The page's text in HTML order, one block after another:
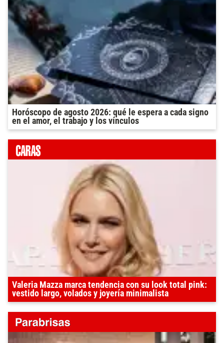
Horóscopo de agosto 2026: qué le espera a cada signo
en el amor, el trabajo y los vínculos
Valeria Mazza marca tendencia con su look total pink:
vestido largo, volados y joyería minimalista